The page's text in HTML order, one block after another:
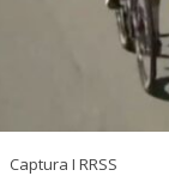
Captura I RRSS